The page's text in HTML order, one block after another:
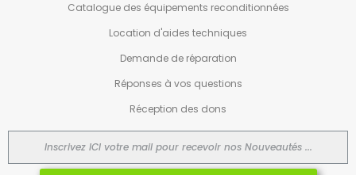
Catalogue des équipements reconditionnées
Location d'aides techniques
Demande de réparation
Réponses à vos questions
Réception des dons